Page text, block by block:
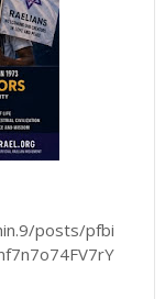
posts/pfbi